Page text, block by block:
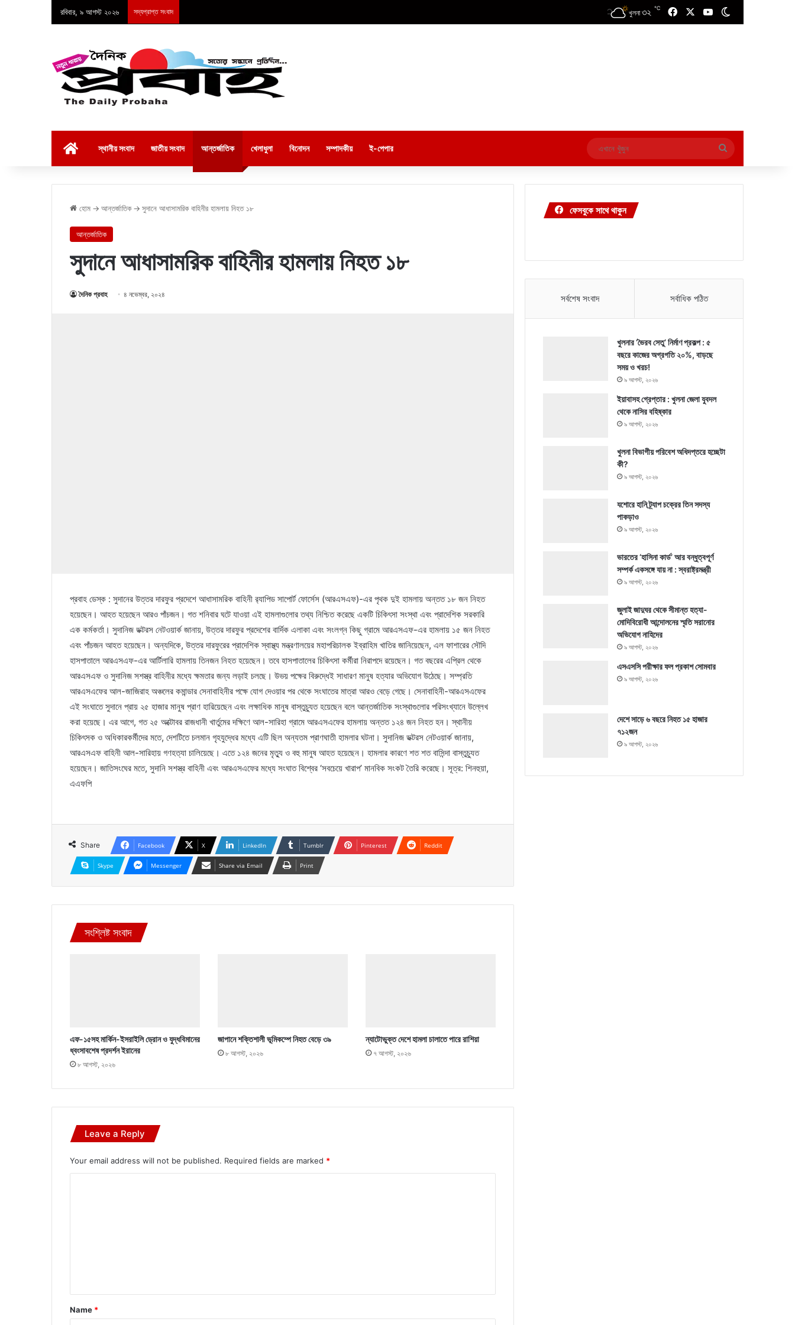
রবিবার, ৯ আগস্ট ২০২৬ সদ্যপ্রাপ্ত সংবাদ খুলনা ৩২ ℃ FacebookYouTube
স্থানীয় সংবাদ জাতীয় সংবাদ আন্তর্জাতিক খেলাধুলা বিনোদন সম্পাদকীয় ই-পেপার
এখানে
খুঁজুন
হোম → আন্তর্জাতিক → সুদানে আধাসামরিক বাহিনীর হামলায় নিহত ১৮
আন্তর্জাতিক
সুদানে আধাসামরিক বাহিনীর হামলায় নিহত ১৮
দৈনিক প্রবাহ ৪ নভেম্বর, ২০২৪
প্রবাহ ডেস্ক : সুদানের উত্তর দারফুর প্রদেশে আধাসামরিক বাহিনী র‌্যাপিড সাপোর্ট ফোর্সেস (আরএসএফ)-এর পৃথক দুই হামলায় অন্তত ১৮ জন নিহত
হয়েছেন। আহত হয়েছেন আরও পাঁচজন। গত শনিবার ঘটে যাওয়া এই হামলাগুলোর তথ্য নিশ্চিত করেছে একটি চিকিৎসা সংস্থা এবং প্রাদেশিক সরকারি
এক কর্মকর্তা। সুদানিজ ডক্টরস নেটওয়ার্ক জানায়, উত্তর দারফুর প্রদেশের বার্দিক এলাকা এবং সংলগ্ন কিছু গ্রামে আরএসএফ-এর হামলায় ১৫ জন নিহত
এবং পাঁচজন আহত হয়েছেন। অন্যদিকে, উত্তর দারফুরের প্রাদেশিক স্বাস্থ্য মন্ত্রণালয়ের মহাপরিচালক ইব্রাহিম খাতির জানিয়েছেন, এল ফাশারের সৌদি
হাসপাতালে আরএসএফ-এর আর্টিলারি হামলায় তিনজন নিহত হয়েছেন। তবে হাসপাতালের চিকিৎসা কর্মীরা নিরাপদে রয়েছেন। গত বছরের এপ্রিল থেকে
আরএসএফ ও সুদানিজ সশস্ত্র বাহিনীর মধ্যে ক্ষমতার জন্য লড়াই চলছে। উভয় পক্ষের বিরুদ্ধেই সাধারণ মানুষ হত্যার অভিযোগ উঠেছে। সম্প্রতি
আরএসএফের আল-জাজিরাহ অঞ্চলের কমান্ডার সেনাবাহিনীর পক্ষে যোগ দেওয়ার পর থেকে সংঘাতের মাত্রা আরও বেড়ে গেছে। সেনাবাহিনী-আরএসএফের
এই সংঘাতে সুদানে প্রায় ২৫ হাজার মানুষ প্রাণ হারিয়েছেন এবং লক্ষাধিক মানুষ বাস্তুচ্যুত হয়েছেন বলে আন্তর্জাতিক সংস্থাগুলোর পরিসংখ্যানে উল্লেখ
করা হয়েছে। এর আগে, গত ২৫ অক্টোবর রাজধানী খার্তুমের দক্ষিণে আল-সারিহা গ্রামে আরএসএফের হামলায় অন্তত ১২৪ জন নিহত হন। স্থানীয়
চিকিৎসক ও অধিকারকর্মীদের মতে, দেশটিতে চলমান গৃহযুদ্ধের মধ্যে এটি ছিল অন্যতম প্রাণঘাতী হামলার ঘটনা। সুদানিজ ডক্টরস নেটওয়ার্ক জানায়,
আরএসএফ বাহিনী আল-সারিহায় গণহত্যা চালিয়েছে। এতে ১২৪ জনের মৃত্যু ও বহু মানুষ আহত হয়েছেন। হামলার কারণে শত শত বাসিন্দা বাস্তুচ্যুত
হয়েছেন। জাতিসংঘের মতে, সুদানি সশস্ত্র বাহিনী এবং আরএসএফের মধ্যে সংঘাত বিশ্বের ‘সবচেয়ে খারাপ’ মানবিক সংকট তৈরি করেছে। সূত্র: শিনহুয়া,
এএফপি
Share Facebook X LinkedIn Tumblr Pinterest Reddit
Skype Messenger Share via Email Print
সংশ্লিষ্ট সংবাদ
এফ-১৫সহ মার্কিন-ইসরাইলি ড্রোন ও যুদ্ধবিমানের
ধ্বংসাবশেষ প্রদর্শন ইরানের
৮ আগস্ট, ২০২৬
জাপানে শক্তিশালী ভূমিকম্পে নিহত বেড়ে ৩৯
৮ আগস্ট, ২০২৬
ন্যাটোভুক্ত দেশে হামলা চালাতে পারে রাশিয়া
৭ আগস্ট, ২০২৬
Leave a Reply
Your email address will not be published. Required fields are marked *
*
Name *
ফেসবুকে সাথে থাকুন
সর্বশেষ সংবাদ সর্বাধিক পঠিত
খুলনার ‘ভৈরব সেতু’ নির্মাণ প্রকল্প : ৫
বছরে কাজের অগ্রগতি ২০%, বাড়ছে
সময় ও খরচ!
৯ আগস্ট, ২০২৬
ইয়াবাসহ গ্রেপ্তার : খুলনা জেলা যুবদল
থেকে নাসির বহিষ্কার
৯ আগস্ট, ২০২৬
খুলনা বিভাগীয় পরিবেশ অধিদপ্তরে হচ্ছেটা
কী?
৯ আগস্ট, ২০২৬
যশোরে হানি ট্র্যাপ চক্রের তিন সদস্য
পাকড়াও
৯ আগস্ট, ২০২৬
ভারতের ‘হাসিনা কার্ড’ আর বন্ধুত্বপূর্ণ
সম্পর্ক একসঙ্গে যায় না : স্বরাষ্ট্রমন্ত্রী
৯ আগস্ট, ২০২৬
জুলাই জাদুঘর থেকে সীমান্ত হত্যা-
মোদিবিরোধী আন্দোলনের স্মৃতি সরানোর
অভিযোগ নাহিদের
৯ আগস্ট, ২০২৬
এসএসসি পরীক্ষার ফল প্রকাশ সোমবার
৯ আগস্ট, ২০২৬
দেশে সাড়ে ৬ বছরে নিহত ১৫ হাজার
৭১২জন
৯ আগস্ট, ২০২৬